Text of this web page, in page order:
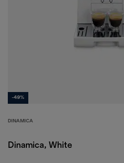
-49%
DINAMICA
Dinamica, White